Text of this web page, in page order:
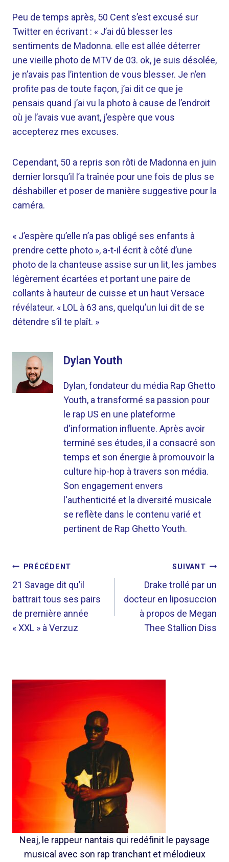
Peu de temps après, 50 Cent s’est excusé sur
Twitter en écrivant : « J’ai dû blesser les
sentiments de Madonna. elle est allée déterrer
une vieille photo de MTV de 03. ok, je suis désolée,
je n’avais pas l’intention de vous blesser. Je n’en
profite pas de toute façon, j’ai dit ce que je
pensais quand j’ai vu la photo à cause de l’endroit
où je l’avais vue avant, j’espère que vous
accepterez mes excuses.
Cependant, 50 a repris son rôti de Madonna en juin
dernier lorsqu’il l’a traînée pour une fois de plus se
déshabiller et poser de manière suggestive pour la
caméra.
« J’espère qu’elle n’a pas obligé ses enfants à
prendre cette photo », a-t-il écrit à côté d’une
photo de la chanteuse assise sur un lit, les jambes
légèrement écartées et portant une paire de
collants à hauteur de cuisse et un haut Versace
révélateur. « LOL à 63 ans, quelqu’un lui dit de se
détendre s’il te plaît. »
Dylan Youth
Dylan, fondateur du média Rap Ghetto
Youth, a transformé sa passion pour
le rap US en une plateforme
d'information influente. Après avoir
terminé ses études, il a consacré son
temps et son énergie à promouvoir la
culture hip-hop à travers son média.
Son engagement envers
l'authenticité et la diversité musicale
se reflète dans le contenu varié et
pertinent de Rap Ghetto Youth.
NAVIGATION
DE
L’ARTICLE
PRÉCÉDENT
21 Savage dit qu’il
battrait tous ses pairs
de première année
« XXL » à Verzuz
SUIVANT
Drake trollé par un
docteur en liposuccion
à propos de Megan
Thee Stallion Diss
Neaj, le rappeur nantais qui redéfinit le paysage
musical avec son rap tranchant et mélodieux